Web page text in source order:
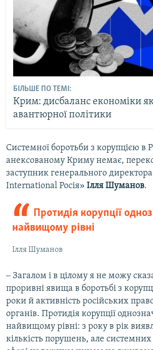
БІЛЬШЕ ПО ТЕМІ:
Крим: дисбаланс економіки
авантюрної політики
Системної боротьби з корупцією в
анексованому Криму немає,
заступник генерального
International Росія» Ілля Шуманов.
Протидія корупції
найвищому рівні
Ілля Шуманов
‒ Загалом і в цілому я не можу
проривні явища в боротьбі з
роки й активність російських
органів. Протидія корупції
найвищому рівні: з року в рік
кількість порушень, але системних